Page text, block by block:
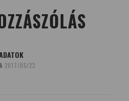
2017/05/23